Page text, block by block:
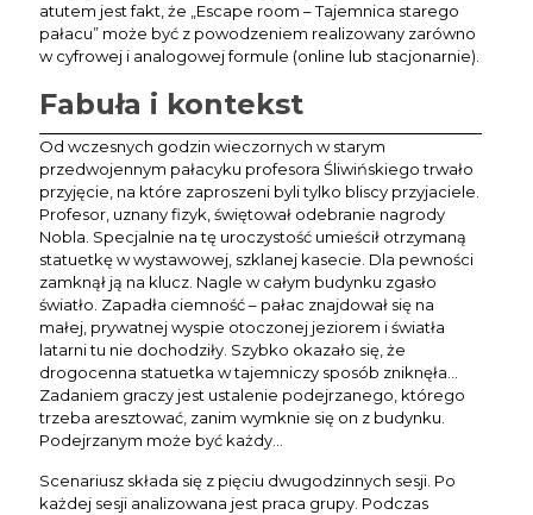
atutem jest fakt, że „Escape room – Tajemnica starego
pałacu” może być z powodzeniem realizowany zarówno
w cyfrowej i analogowej formule (online lub stacjonarnie).
Fabuła i kontekst
Od wczesnych godzin wieczornych w starym
przedwojennym pałacyku profesora Śliwińskiego trwało
przyjęcie, na które zaproszeni byli tylko bliscy przyjaciele.
Profesor, uznany fizyk, świętował odebranie nagrody
Nobla. Specjalnie na tę uroczystość umieścił otrzymaną
statuetkę w wystawowej, szklanej kasecie. Dla pewności
zamknął ją na klucz. Nagle w całym budynku zgasło
światło. Zapadła ciemność – pałac znajdował się na
małej, prywatnej wyspie otoczonej jeziorem i światła
latarni tu nie dochodziły. Szybko okazało się, że
drogocenna statuetka w tajemniczy sposób zniknęła...
Zadaniem graczy jest ustalenie podejrzanego, którego
trzeba aresztować, zanim wymknie się on z budynku.
Podejrzanym może być każdy...
Scenariusz składa się z pięciu dwugodzinnych sesji. Po
każdej sesji analizowana jest praca grupy. Podczas